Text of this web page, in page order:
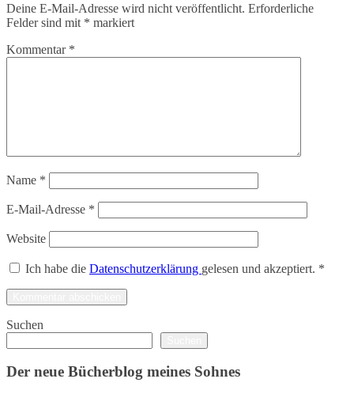
Deine E-Mail-Adresse wird nicht veröffentlicht. Erforderliche
Felder sind mit * markiert
Kommentar *
Name *
E-Mail-Adresse *
Website
Ich habe die Datenschutzerklärung gelesen und akzeptiert. *
Suchen
Der neue Bücherblog meines Sohnes